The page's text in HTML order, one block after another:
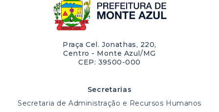
Praça Cel. Jonathas, 220,
Centro - Monte Azul/MG
CEP: 39500-000
Secretarias
Secretaria de Administração e Recursos Humanos